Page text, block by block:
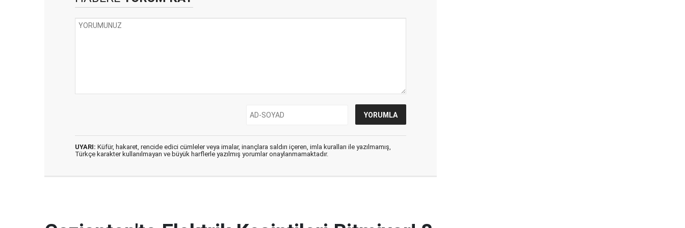
UYARI: Küfür, hakaret, rencide edici cümleler veya imalar, inançlara saldırı içeren, imla kuralları ile yazılmamış,
Türkçe karakter kullanılmayan ve büyük harflerle yazılmış yorumlar onaylanmamaktadır.